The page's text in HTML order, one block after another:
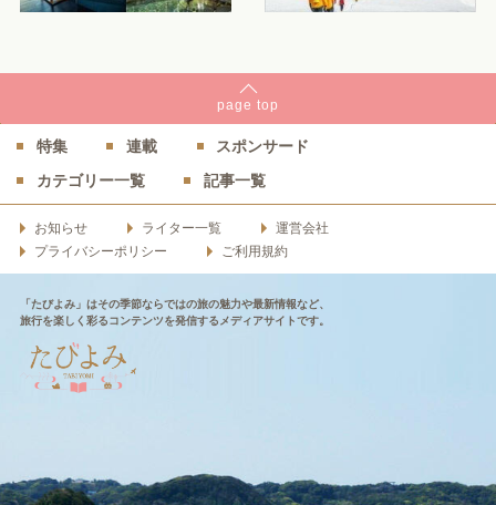
page top
特集 連載
スポンサード
カテゴリー一覧
記事一覧
お知らせ ライター一覧
運営会社
プライバシーポリシー
ご利用規約
「たびよみ」はその季節ならではの旅の魅力や最新情報など、
旅行を楽しく彩るコンテンツを発信するメディアサイトです。